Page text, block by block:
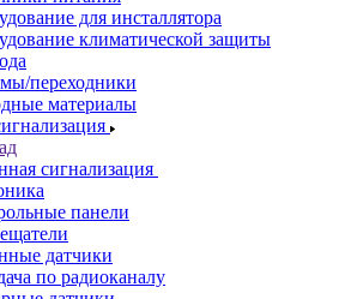
для инсталлятора
климатической защиты
переходники
материалы
сигнализация
панели
датчики
по радиоканалу